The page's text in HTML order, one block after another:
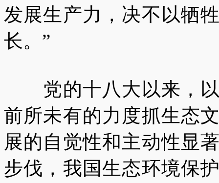
发展生产力，决不以牺
长。”
党的十八大以来，以
前所未有的力度抓生态
展的自觉性和主动性显
步伐，我国生态环境保